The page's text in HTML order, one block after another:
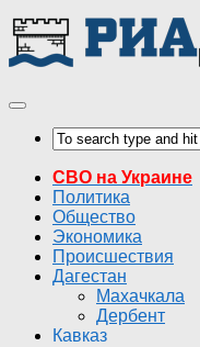
СВО на Украине
Политика
Общество
Экономика
Происшествия
Дагестан
Махачкала
Дербент
Кавказ